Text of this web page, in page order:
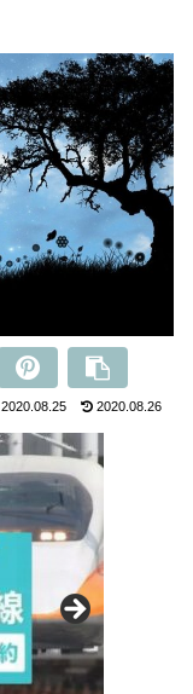
2020.08.25 2020.08.26